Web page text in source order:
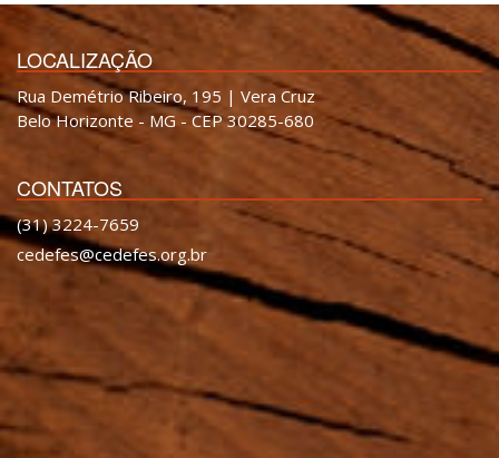
LOCALIZAÇÃO
Rua Demétrio Ribeiro, 195 | Vera Cruz
Belo Horizonte - MG - CEP 30285-680
CONTATOS
(31) 3224-7659
cedefes@cedefes.org.br